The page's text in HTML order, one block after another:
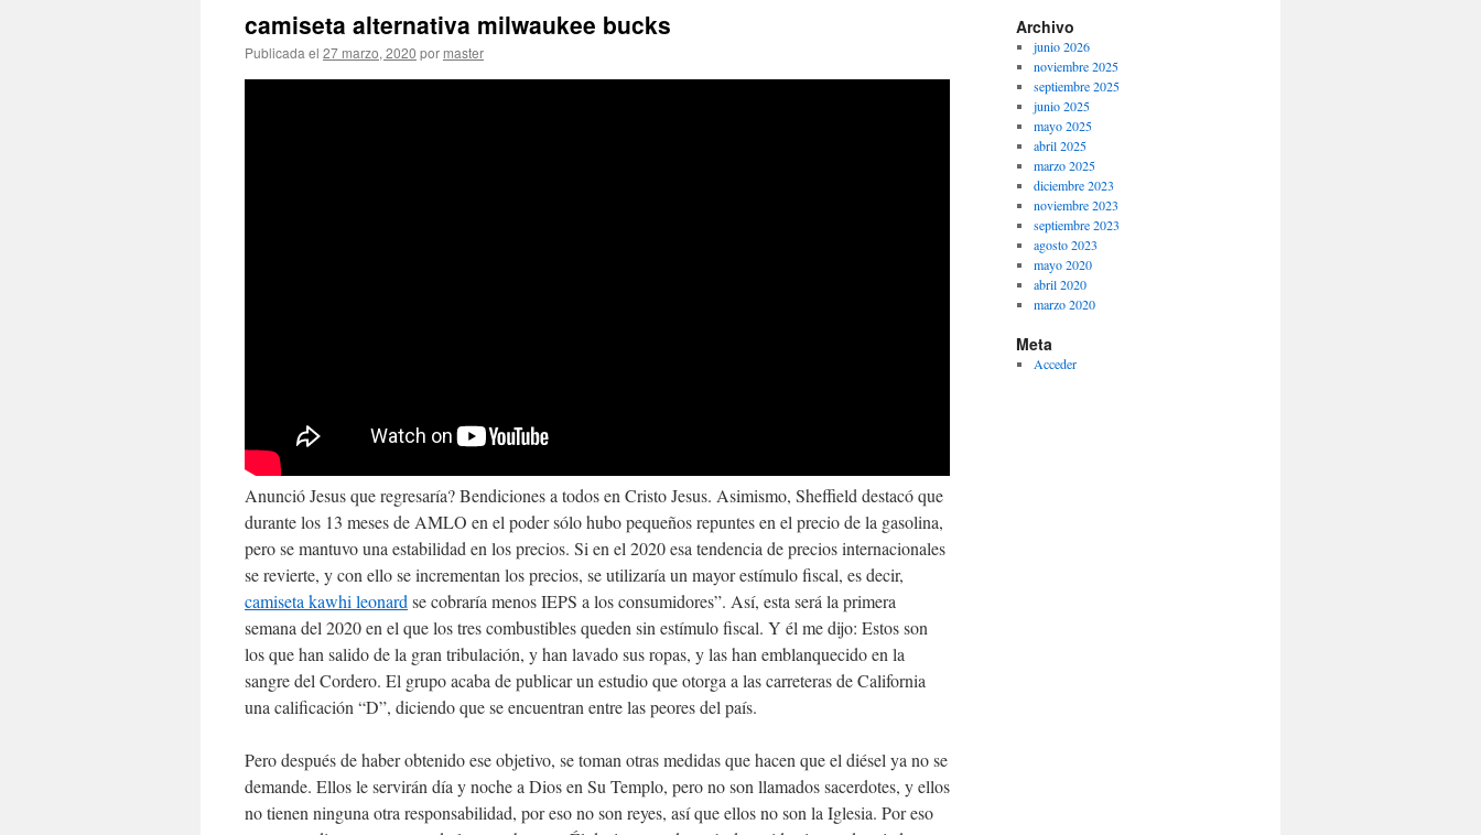
camiseta alternativa milwaukee bucks
Publicada el 27 marzo, 2020 por master
Anunció Jesus que regresaría? Bendiciones a todos en Cristo Jesus. Asimismo, Sheffield destacó que
durante los 13 meses de AMLO en el poder sólo hubo pequeños repuntes en el precio de la gasolina,
pero se mantuvo una estabilidad en los precios. Si en el 2020 esa tendencia de precios internacionales
se revierte, y con ello se incrementan los precios, se utilizaría un mayor estímulo fiscal, es decir,
camiseta kawhi leonard se cobraría menos IEPS a los consumidores”. Así, esta será la primera
semana del 2020 en el que los tres combustibles queden sin estímulo fiscal. Y él me dijo: Estos son
los que han salido de la gran tribulación, y han lavado sus ropas, y las han emblanquecido en la
sangre del Cordero. El grupo acaba de publicar un estudio que otorga a las carreteras de California
una calificación “D”, diciendo que se encuentran entre las peores del país.
Pero después de haber obtenido ese objetivo, se toman otras medidas que hacen que el diésel ya no se
demande. Ellos le servirán día y noche a Dios en Su Templo, pero no son llamados sacerdotes, y ellos
no tienen ninguna otra responsabilidad, por eso no son reyes, así que ellos no son la Iglesia. Por eso
Archivo
junio 2026
noviembre 2025
septiembre 2025
junio 2025
mayo 2025
abril 2025
marzo 2025
diciembre 2023
noviembre 2023
septiembre 2023
agosto 2023
mayo 2020
abril 2020
marzo 2020
Meta
Acceder